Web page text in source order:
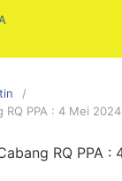
RQ PPA : 4 Mei 2024